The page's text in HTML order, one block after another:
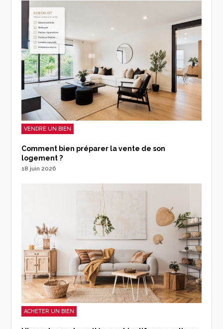
VENDRE UN BIEN
Comment bien préparer la vente de son
logement ?
18 juin 2026
ACHETER UN BIEN